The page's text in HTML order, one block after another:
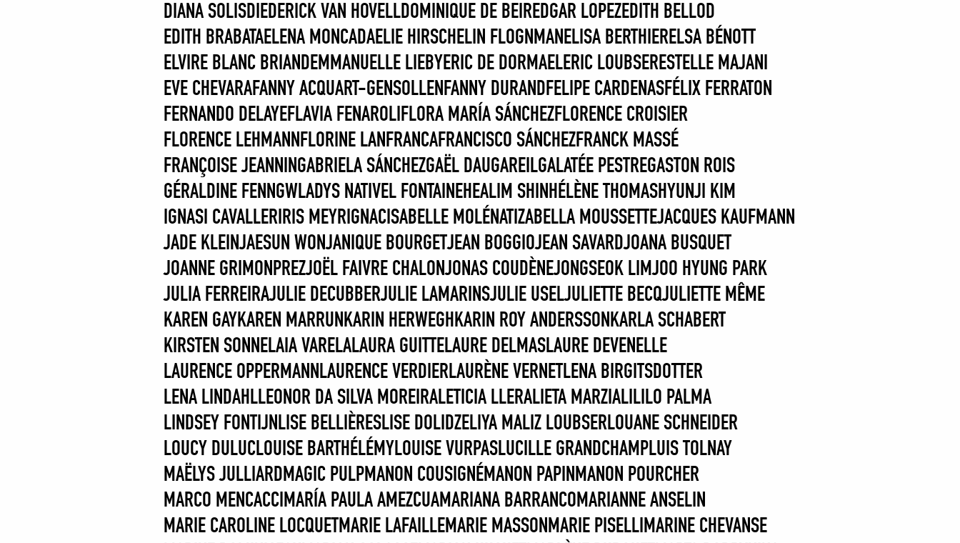
DIANA SOLISDIEDERICK VAN HOVELLDOMINIQUE DE BEIREDGAR LOPEZEDITH BELLOD
EDITH BRABATAELENA MONCADAELIE HIRSCHELIN FLOGNMANELISA BERTHIERELSA BÉNOTT
ELVIRE BLANC BRIANDEMMANUELLE LIEBYERIC DE DORMAELERIC LOUBSERESTELLE MAJANI
EVE CHEVARAFANNY ACQUART-GENSOLLENFANNY DURANDFELIPE CARDENASFÉLIX FERRATON
FERNANDO DELAYEFLAVIA FENAROLIFLORA MARÍA SÁNCHEZFLORENCE CROISIER
FLORENCE LEHMANNFLORINE LANFRANCAFRANCISCO SÁNCHEZFRANCK MASSÉ
FRANÇOISE JEANNINGABRIELA SÁNCHEZGAËL DAUGAREILGALATÉE PESTREGASTON ROIS
GÉRALDINE FENNGWLADYS NATIVEL FONTAINEHEALIM SHINHÉLÈNE THOMASHYUNJI KIM
IGNASI CAVALLERIRIS MEYRIGNACISABELLE MOLÉNATIZABELLA MOUSSETTEJACQUES KAUFMANN
JADE KLEINJAESUN WONJANIQUE BOURGETJEAN BOGGIOJEAN SAVARDJOANA BUSQUET
JOANNE GRIMONPREZJOËL FAIVRE CHALONJONAS COUDÈNEJONGSEOK LIMJOO HYUNG PARK
JULIA FERREIRAJULIE DECUBBERJULIE LAMARINSJULIE USELJULIETTE BECQJULIETTE MÊME
KAREN GAYKAREN MARRUNKARIN HERWEGHKARIN ROY ANDERSSONKARLA SCHABERT
KIRSTEN SONNELAIA VARELALAURA GUITTELAURE DELMASLAURE DEVENELLE
LAURENCE OPPERMANNLAURENCE VERDIERLAURÈNE VERNETLENA BIRGITSDOTTER
LENA LINDAHLLEONOR DA SILVA MOREIRALETICIA LLERALIETA MARZIALILILO PALMA
LINDSEY FONTIJNLISE BELLIÈRESLISE DOLIDZELIYA MALIZ LOUBSERLOUANE SCHNEIDER
LOUCY DULUCLOUISE BARTHÉLÉMYLOUISE VURPASLUCILLE GRANDCHAMPLUIS TOLNAY
MAËLYS JULLIARDMAGIC PULPMANON COUSIGNÉMANON PAPINMANON POURCHER
MARCO MENCACCIMARÍA PAULA AMEZCUAMARIANA BARRANCOMARIANNE ANSELIN
MARIE CAROLINE LOCQUETMARIE LAFAILLEMARIE MASSONMARIE PISELLIMARINE CHEVANSE
RECHERCHER